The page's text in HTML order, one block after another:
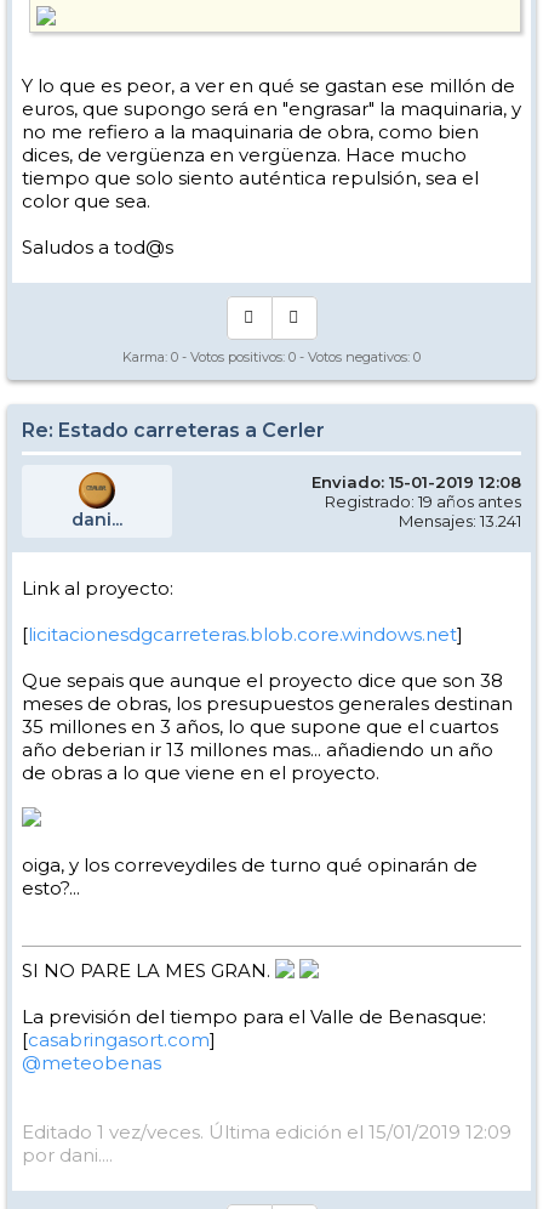
Y lo que es peor, a ver en qué se gastan ese millón de
euros, que supongo será en "engrasar" la maquinaria, y
no me refiero a la maquinaria de obra, como bien
dices, de vergüenza en vergüenza. Hace mucho
tiempo que solo siento auténtica repulsión, sea el
color que sea.
Saludos a tod@s
Karma: 0 - Votos positivos: 0 - Votos negativos: 0
Re: Estado carreteras a Cerler
dani...
Enviado: 15-01-2019 12:08
Registrado: 19 años antes
Mensajes: 13.241
Link al proyecto:
[licitacionesdgcarreteras.blob.core.windows.net]
Que sepais que aunque el proyecto dice que son 38
meses de obras, los presupuestos generales destinan
35 millones en 3 años, lo que supone que el cuartos
año deberian ir 13 millones mas... añadiendo un año
de obras a lo que viene en el proyecto.
oiga, y los correveydiles de turno qué opinarán de
esto?...
SI NO PARE LA MES GRAN.
La previsión del tiempo para el Valle de Benasque:
[casabringasort.com]
@meteobenas
Editado 1 vez/veces. Última edición el 15/01/2019 12:09
por dani....